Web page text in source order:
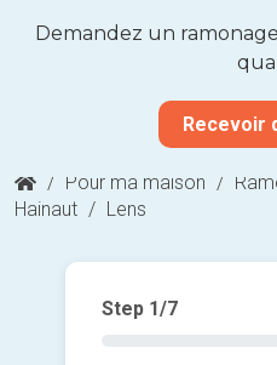
Demandez un
Recevoir
/ Pour ma maison /
Hainaut / Lens
Step 1/7